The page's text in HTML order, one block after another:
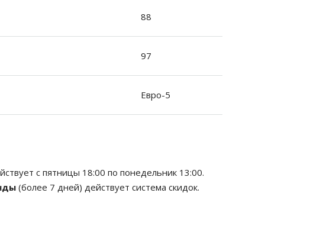
88
97
Евро-5
с пятницы 18:00 по понедельник 13:00.
(более 7 дней) действует система скидок.